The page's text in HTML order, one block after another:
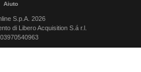
Aiuto
S.p.A. 2026
di Libero Acquisition S.á r.l.
03970540963